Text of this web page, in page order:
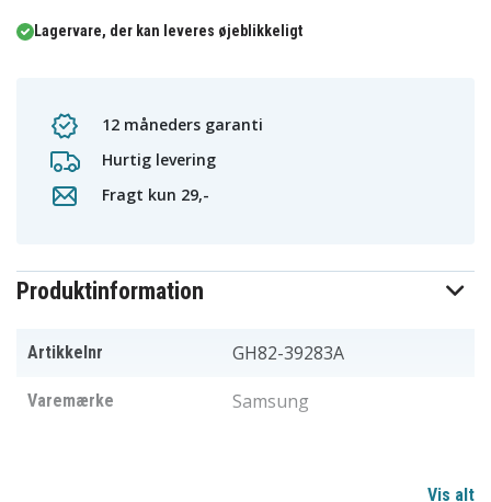
Lagervare, der kan leveres øjeblikkeligt
12 måneders garanti
Hurtig levering
Fragt kun 29,-
Produktinformation
Artikkelnr GH82-39283A
Varemærke Samsung
Vis alt